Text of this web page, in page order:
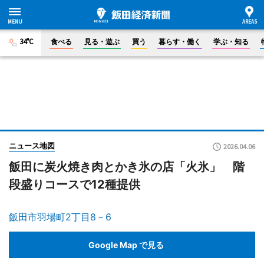
34°C 食べる 見る・遊ぶ 買う 暮らす・働く 学ぶ・知る
ニュース地図 2026.04.06
飯田に炭火焼き肉とかき氷の店「火氷」 階
段盛りコースで12種提供
飯田市羽場町2丁目8－6
Google Map で見る